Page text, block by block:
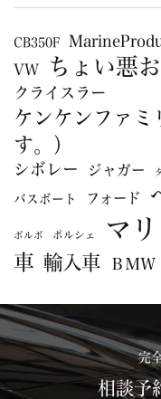
CB350F
VW ちょい悪
クライスラー
ケンケンファ
す。）
シボレー ジャガー
バスボート フォード
ボルボ ポルシェ マ
車 輸入車 ＢＭＷ
完
相談予